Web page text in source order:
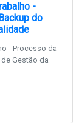
-
do
- Processo da
Gestão da